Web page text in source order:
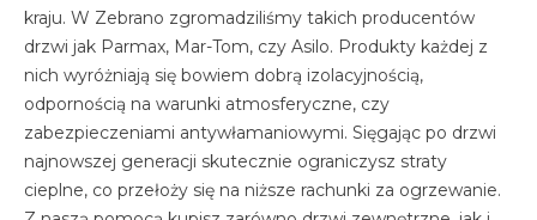
kraju. W Zebrano zgromadziliśmy takich producentów
drzwi jak Parmax, Mar-Tom, czy Asilo. Produkty każdej z
nich wyróżniają się bowiem dobrą izolacyjnością,
odpornością na warunki atmosferyczne, czy
zabezpieczeniami antywłamaniowymi. Sięgając po drzwi
najnowszej generacji skutecznie ograniczysz straty
cieplne, co przełoży się na niższe rachunki za ogrzewanie.